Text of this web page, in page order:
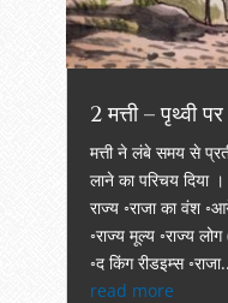
2 मत्ती – पृथ्वी
मत्ती ने लंबे समय से
लाने का परिचय दिया
राज्य ◦राजा का वंश
◦राज्य मूल्य ◦राज्य
◦द किंग रीडइम्स
read more